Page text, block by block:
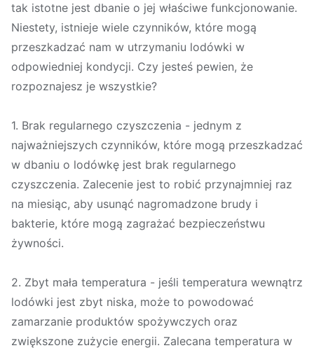
tak istotne jest dbanie o jej właściwe funkcjonowanie.
Niestety, istnieje wiele czynników, które mogą
przeszkadzać nam w utrzymaniu lodówki w
odpowiedniej kondycji. Czy jesteś pewien, że
rozpoznajesz je wszystkie?
1. Brak regularnego czyszczenia - jednym z
najważniejszych czynników, które mogą przeszkadzać
w dbaniu o lodówkę jest brak regularnego
czyszczenia. Zalecenie jest to robić przynajmniej raz
na miesiąc, aby usunąć nagromadzone brudy i
bakterie, które mogą zagrażać bezpieczeństwu
żywności.
2. Zbyt mała temperatura - jeśli temperatura wewnątrz
lodówki jest zbyt niska, może to powodować
zamarzanie produktów spożywczych oraz
zwiększone zużycie energii. Zalecana temperatura w